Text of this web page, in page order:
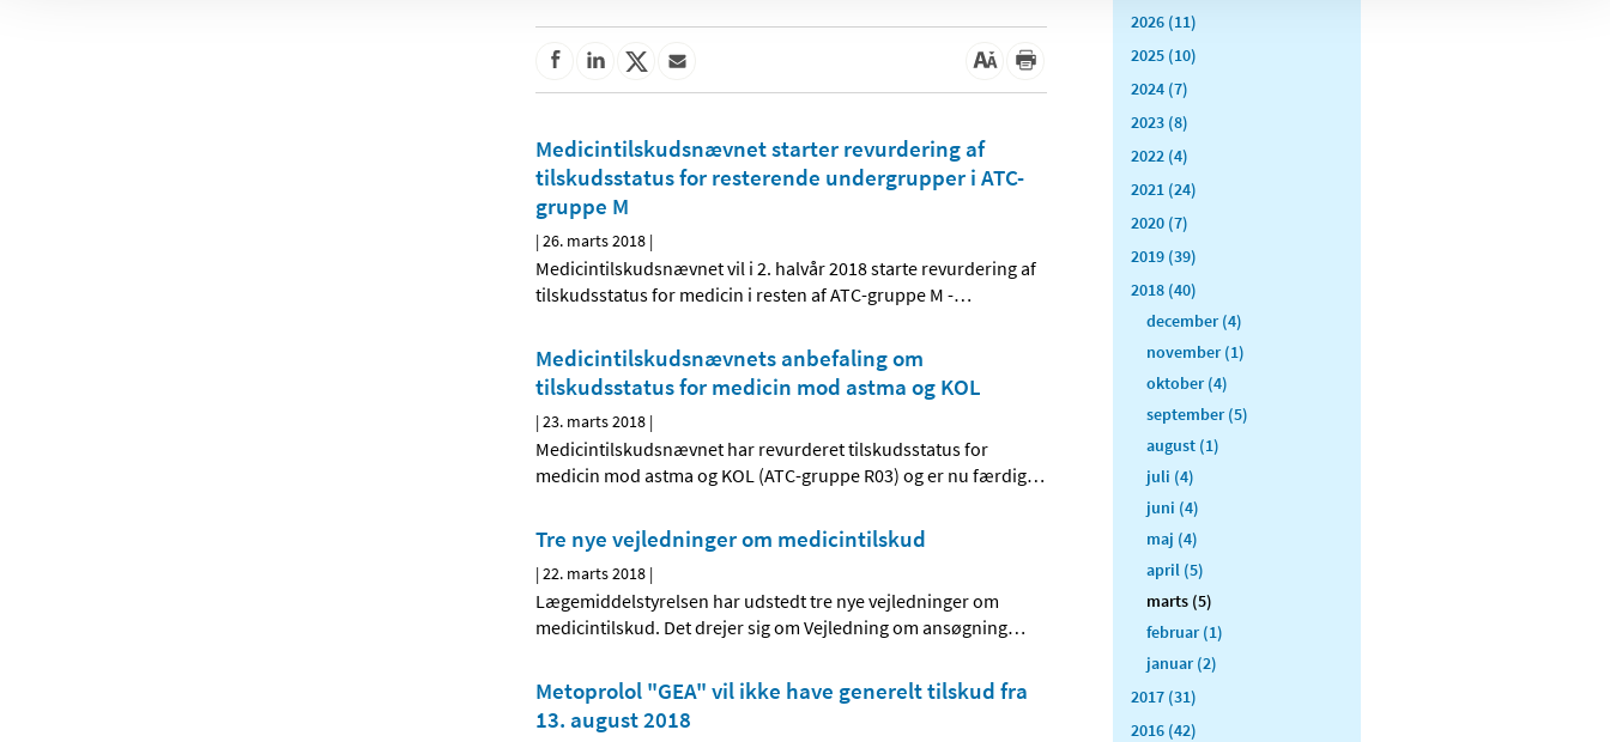
Medicintilskudsnævnet starter revurdering af
tilskudsstatus for resterende undergrupper i ATC-
gruppe M
|26. marts 2018 |
Medicintilskudsnævnet vil i 2. halvår 2018 starte revurdering af
tilskudsstatus for medicin i resten af ATC-gruppe M -…
Medicintilskudsnævnets anbefaling om
tilskudsstatus for medicin mod astma og KOL
|23. marts 2018 |
Medicintilskudsnævnet har revurderet tilskudsstatus for
medicin mod astma og KOL (ATC-gruppe R03) og er nu færdig…
Tre nye vejledninger om medicintilskud
|22. marts 2018 |
Lægemiddelstyrelsen har udstedt tre nye vejledninger om
medicintilskud. Det drejer sig om Vejledning om ansøgning…
Metoprolol "GEA" vil ikke have generelt tilskud fra
13. august 2018
2026 (11)
2025 (10)
2024 (7)
2023 (8)
2022 (4)
2021 (24)
2020 (7)
2019 (39)
2018 (40)
december (4)
november (1)
oktober (4)
september (5)
august (1)
juli (4)
juni (4)
maj (4)
april (5)
marts (5)
februar (1)
januar (2)
2017 (31)
2016 (42)